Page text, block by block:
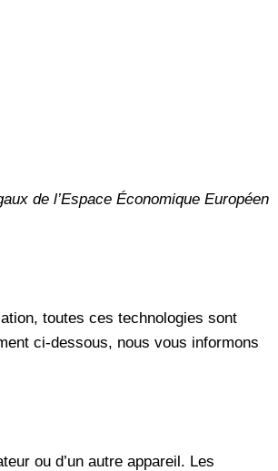
de l’Espace Économique Européen
toutes ces technologies sont
ci-dessous, nous vous informons
ou d’un autre appareil. Les